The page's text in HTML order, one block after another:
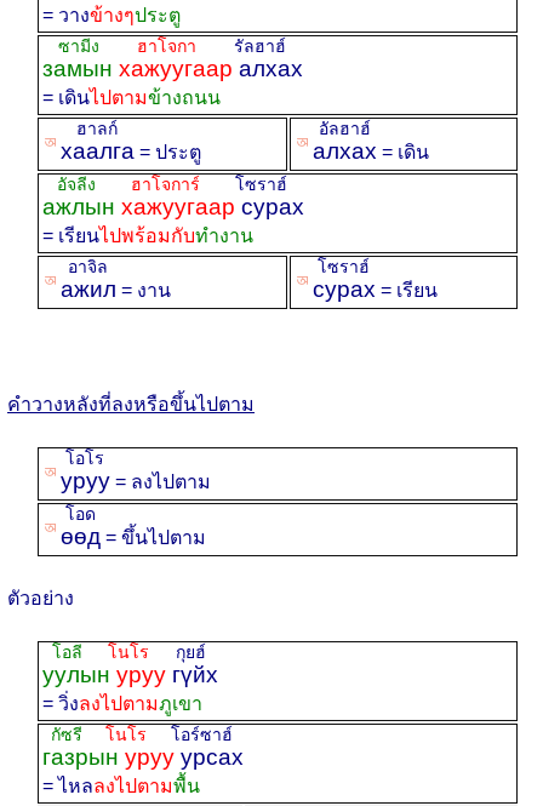
= วางข้างๆประตู
замын хажуугаар алхах
ซามีง ฮาโจกา รัลฮาฮ์
= เดินไปตามข้างถนน
ꡐ хаалга
ฮาลก์
= ประตู ꡐ алхах
อัลฮาฮ์
= เดิน
ажлын хажуугаар сурах
อัจลีง ฮาโจการ์ โซราฮ์
= เรียนไปพร้อมกับทำงาน
ꡐ ажил
อาจิล
= งาน ꡐ сурах
โซราฮ์
= เรียน
คำวางหลังที่ลงหรือขึ้นไปตาม
ꡐ уруу
โอโร
= ลงไปตาม
ꡐ өөд
โอด
= ขึ้นไปตาม
ตัวอย่าง
уулын уруугүйх
โอลี โนโร กุยฮ์
= วิ่งลงไปตามภูเขา
газрын урууурсах
กัซรี โนโร โอร์ซาฮ์
= ไหลลงไปตามพื้น